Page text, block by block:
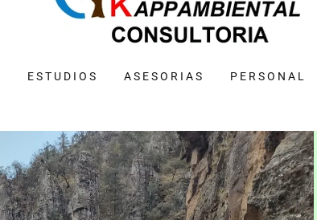
ESTUDIOS ASESORIAS PERSONAL